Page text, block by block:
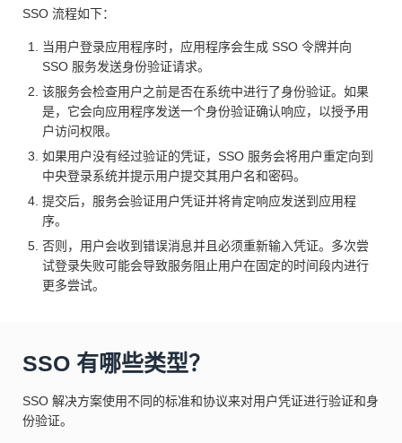
SSO 流程如下：
当用户登录应用程序时，应用程序会生成 SSO 令牌并向
SSO 服务发送身份验证请求。
该服务会检查用户之前是否在系统中进行了身份验证。如果
是，它会向应用程序发送一个身份验证确认响应，以授予用
户访问权限。
如果用户没有经过验证的凭证，SSO 服务会将用户重定向到
中央登录系统并提示用户提交其用户名和密码。
提交后，服务会验证用户凭证并将肯定响应发送到应用程
序。
否则，用户会收到错误消息并且必须重新输入凭证。多次尝
试登录失败可能会导致服务阻止用户在固定的时间段内进行
更多尝试。
SSO 有哪些类型？
SSO 解决方案使用不同的标准和协议来对用户凭证进行验证和身
份验证。